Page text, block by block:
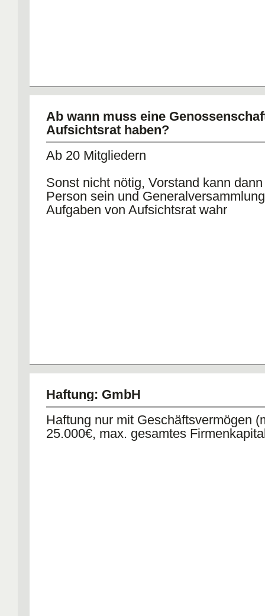
Ab wann muss eine
Aufsichtsrat haben?
Ab 20 Mitgliedern
Sonst nicht nötig, Vorstand kann
Person sein und
Aufgaben von Aufsichtsrat wahr
Haftung: GmbH
Haftung nur mit Geschäftsvermögen
25.000€, max. gesamtes